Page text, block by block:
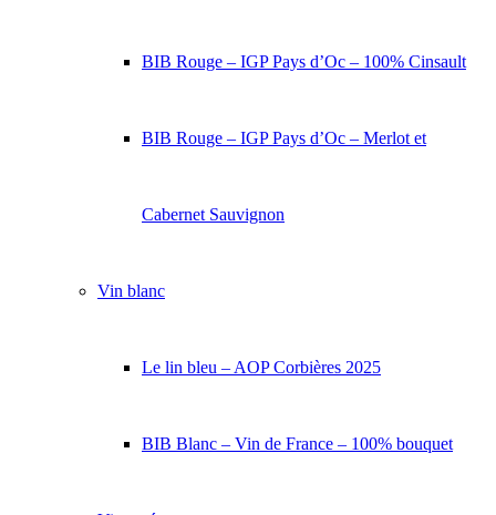
BIB Rouge – IGP Pays d’Oc – 100% Cinsault
BIB Rouge – IGP Pays d’Oc – Merlot et
Cabernet Sauvignon
Vin blanc
Le lin bleu – AOP Corbières 2025
BIB Blanc – Vin de France – 100% bouquet